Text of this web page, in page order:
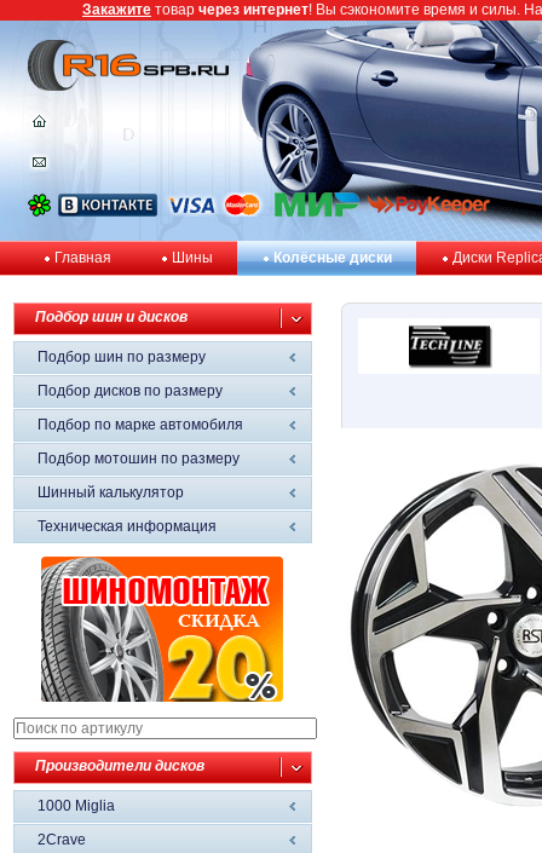
Главная Шины Колёсные диски Диски
Подбор шин и дисков
Подбор шин по размеру
Подбор дисков по размеру
Подбор по марке автомобиля
Подбор мотошин по размеру
Шинный калькулятор
Техническая информация
Производители дисков
1000 Miglia
2Crave
Закажите товар через интернет! Вы сэкономите время и силы.